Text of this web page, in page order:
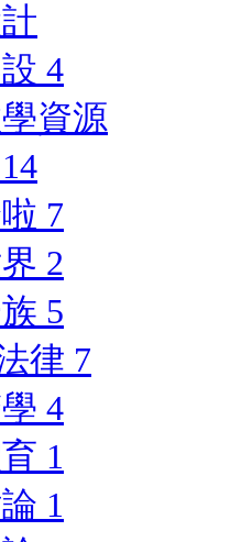
4
資源
14
7
2
5
律 7
4
1
1